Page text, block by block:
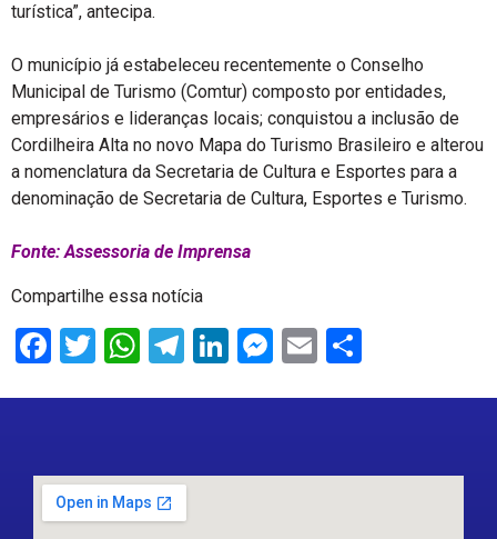
turística”, antecipa.
O município já estabeleceu recentemente o Conselho
Municipal de Turismo (Comtur) composto por entidades,
empresários e lideranças locais; conquistou a inclusão de
Cordilheira Alta no novo Mapa do Turismo Brasileiro e alterou
a nomenclatura da Secretaria de Cultura e Esportes para a
denominação de Secretaria de Cultura, Esportes e Turismo.
Fonte: Assessoria de Imprensa
Compartilhe essa notícia
Facebook
Twitter
WhatsApp
Telegram
LinkedIn
Messenger
Email